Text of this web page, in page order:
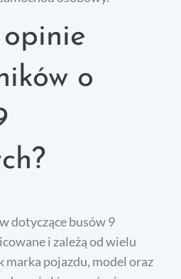
o
dotyczące busów 9
i zależą od wielu
marka pojazdu, model oraz